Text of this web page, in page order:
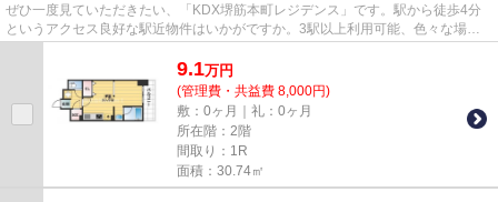
ぜひ一度見ていただきたい、「KDX堺筋本町レジデンス」です。駅から徒歩4分
というアクセス良好な駅近物件はいかがですか。3駅以上利用可能、色々な場所
9.1万円
(管理費・共益費 8,000円)
敷：0ヶ月｜礼：0ヶ月
所在階：2階
間取り：1R
面積：30.74㎡